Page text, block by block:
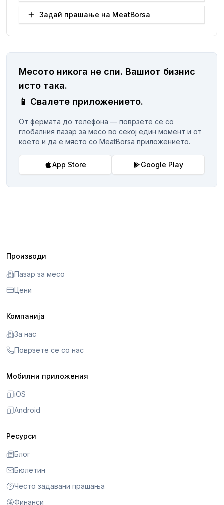
Задай прашање на MeatBorsa
Месото никога не спи. Вашиот бизнис
исто така.
📱 Свалете приложението.
От фермата до телефона — поврзете се со
глобалния пазар за месо во секој един момент и от
което и да е място со MeatBorsa приложението.
App Store Google Play
Производи
Пазар за месо
Цени
Компанија
За нас
Поврзете се со нас
Мобилни приложения
iOS
Android
Ресурси
Блог
Бюлетин
Често задавани прашања
Финанси